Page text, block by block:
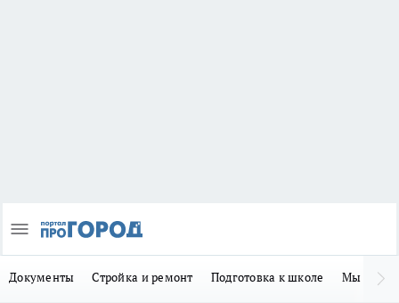
Документы Стройка и ремонт Подготовка к школе Мы в MAX